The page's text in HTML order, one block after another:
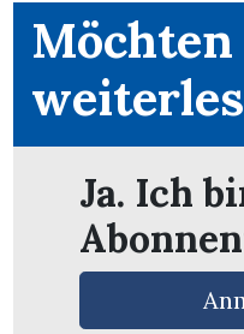
Möchten
Ja. Ich